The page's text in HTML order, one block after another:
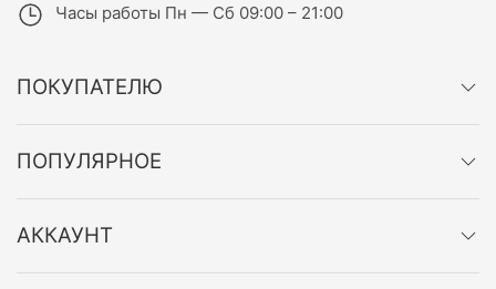
Часы работы Пн — Сб 09:00 – 21:00
ПОКУПАТЕЛЮ
ПОПУЛЯРНОЕ
АККАУНТ